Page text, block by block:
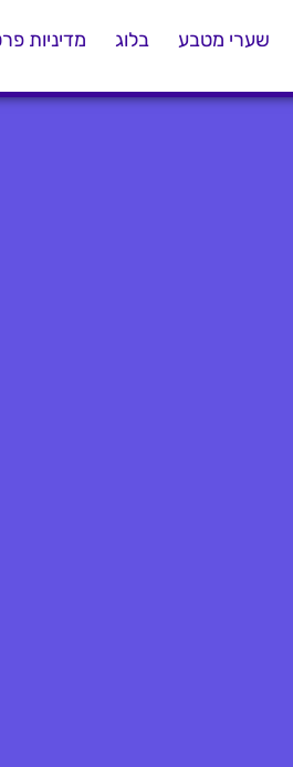
שערי מטבע בלוג מדיניות